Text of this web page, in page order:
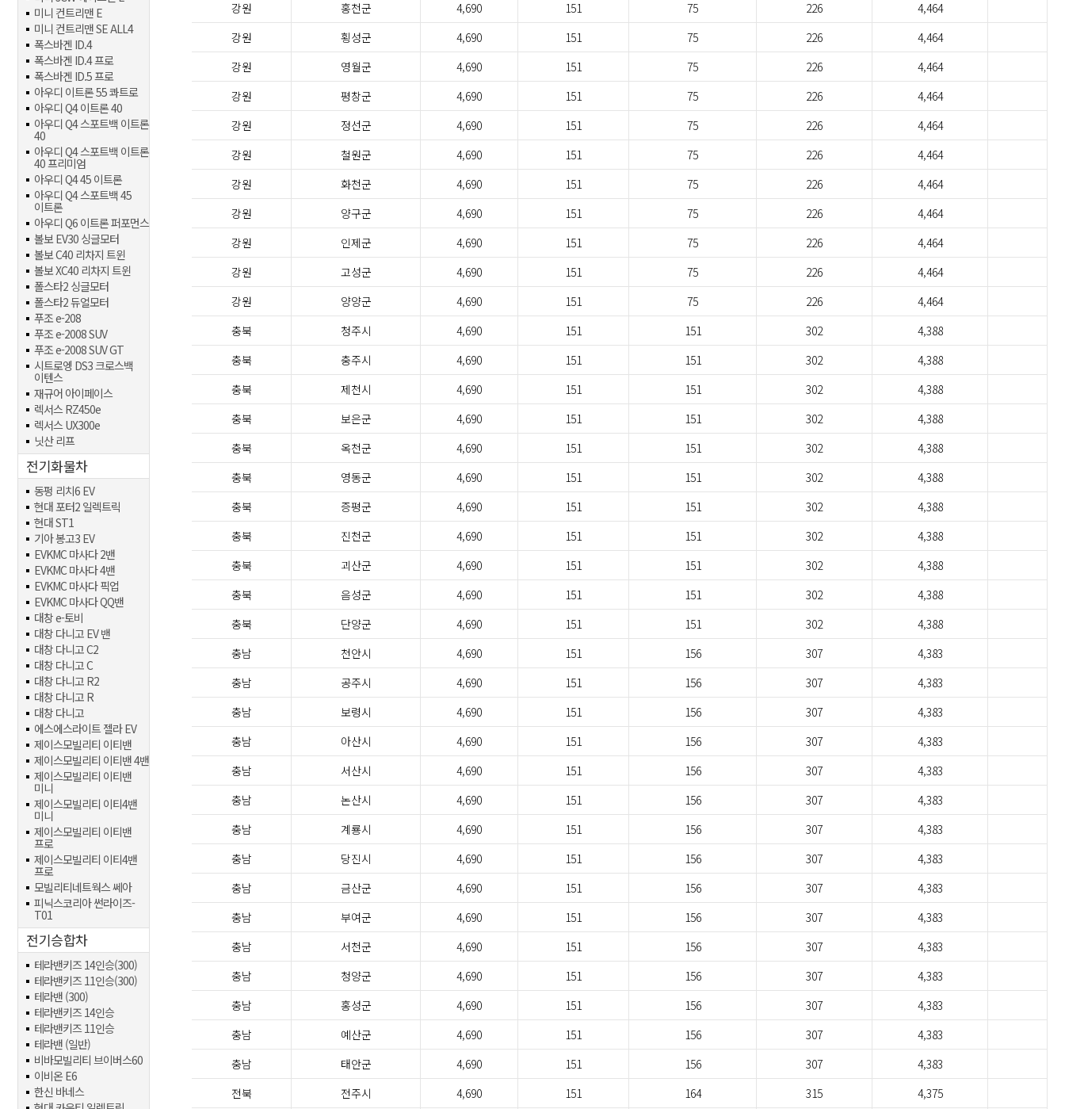
미니 컨트리맨 E
미니 컨트리맨 SE ALL4
폭스바겐 ID.4
폭스바겐 ID.4 프로
폭스바겐 ID.5 프로
아우디 이트론 55 콰트로
아우디 Q4 이트론 40
아우디 Q4 스포트백 이트론
40
아우디 Q4 스포트백 이트론
40 프리미엄
아우디 Q4 45 이트론
아우디 Q4 스포트백 45
이트론
아우디 Q6 이트론 퍼포먼스
볼보 EV30 싱글모터
볼보 C40 리차지 트윈
볼보 XC40 리차지 트윈
폴스타2 싱글모터
폴스타2 듀얼모터
푸조 e-208
푸조 e-2008 SUV
푸조 e-2008 SUV GT
시트로엥 DS3 크로스백
이텐스
재규어 아이페이스
렉서스 RZ450e
렉서스 UX300e
닛산 리프
전기화물차
동펑 리치6 EV
현대 포터2 일렉트릭
현대 ST1
기아 봉고3 EV
EVKMC 마사다 2밴
EVKMC 마사다 4밴
EVKMC 마사다 픽업
EVKMC 마사다 QQ밴
대창 e-토비
대창 다니고 EV 밴
대창 다니고 C2
대창 다니고 C
대창 다니고 R2
대창 다니고 R
대창 다니고
에스에스라이트 젤라 EV
제이스모빌리티 이티밴
제이스모빌리티 이티밴 4밴
제이스모빌리티 이티밴
미니
제이스모빌리티 이티4밴
미니
제이스모빌리티 이티밴
프로
제이스모빌리티 이티4밴
프로
모빌리티네트웍스 쎄아
피닉스코리아 썬라이즈-
T01
전기승합차
테라밴키즈 14인승(300)
테라밴키즈 11인승(300)
테라밴 (300)
테라밴키즈 14인승
테라밴키즈 11인승
테라밴 (일반)
비바모빌리티 브이버스60
이비온 E6
한신 바네스
강원
홍천군 4,690 151 75 226
4,464
강원
횡성군 4,690 151 75 226
4,464
강원
영월군 4,690 151 75 226
4,464
강원
평창군 4,690 151 75 226
4,464
강원
정선군 4,690 151 75 226
4,464
강원
철원군 4,690 151 75 226
4,464
강원
화천군 4,690 151 75 226
4,464
강원
양구군 4,690 151 75 226
4,464
강원
인제군 4,690 151 75 226
4,464
강원
고성군 4,690 151 75 226
4,464
강원
양양군 4,690 151 75 226
4,464
충북
청주시 4,690 151 151 302
4,388
충북
충주시 4,690 151 151 302
4,388
충북
제천시 4,690 151 151 302
4,388
충북
보은군 4,690 151 151 302
4,388
충북
옥천군 4,690 151 151 302
4,388
충북
영동군 4,690 151 151 302
4,388
충북
증평군 4,690 151 151 302
4,388
충북
진천군 4,690 151 151 302
4,388
충북
괴산군 4,690 151 151 302
4,388
충북
음성군 4,690 151 151 302
4,388
충북
단양군 4,690 151 151 302
4,388
충남
천안시 4,690 151 156 307
4,383
충남
공주시 4,690 151 156 307
4,383
충남
보령시 4,690 151 156 307
4,383
충남
아산시 4,690 151 156 307
4,383
충남
서산시 4,690 151 156 307
4,383
충남
논산시 4,690 151 156 307
4,383
충남
계룡시 4,690 151 156 307
4,383
충남
당진시 4,690 151 156 307
4,383
충남
금산군 4,690 151 156 307
4,383
충남
부여군 4,690 151 156 307
4,383
충남
서천군 4,690 151 156 307
4,383
충남
청양군 4,690 151 156 307
4,383
충남
홍성군 4,690 151 156 307
4,383
충남
예산군 4,690 151 156 307
4,383
충남
태안군 4,690 151 156 307
4,383
전북
전주시 4,690 151 164 315 4,375